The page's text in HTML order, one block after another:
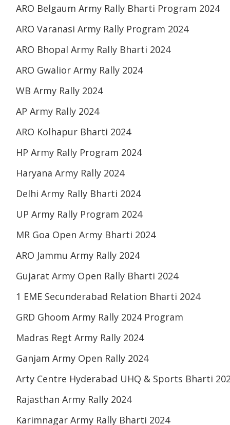
ARO Belgaum Army Rally Bharti Program 2024
ARO Varanasi Army Rally Program 2024
ARO Bhopal Army Rally Bharti 2024
ARO Gwalior Army Rally 2024
WB Army Rally 2024
AP Army Rally 2024
ARO Kolhapur Bharti 2024
HP Army Rally Program 2024
Haryana Army Rally 2024
Delhi Army Rally Bharti 2024
UP Army Rally Program 2024
MR Goa Open Army Bharti 2024
ARO Jammu Army Rally 2024
Gujarat Army Open Rally Bharti 2024
1 EME Secunderabad Relation Bharti 2024
GRD Ghoom Army Rally 2024 Program
Madras Regt Army Rally 2024
Ganjam Army Open Rally 2024
Arty Centre Hyderabad UHQ & Sports Bharti
Rajasthan Army Rally 2024
Karimnagar Army Rally Bharti 2024